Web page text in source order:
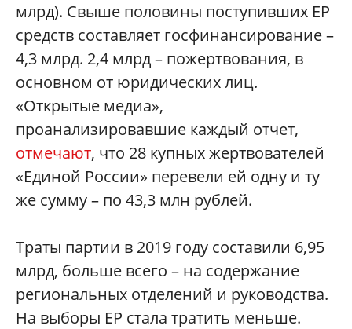
млрд). Свыше половины поступивших ЕР
средств составляет госфинансирование –
4,3 млрд. 2,4 млрд – пожертвования, в
основном от юридических лиц.
«Открытые медиа»,
проанализировавшие каждый отчет,
отмечают, что 28 купных жертвователей
«Единой России» перевели ей одну и ту
же сумму – по 43,3 млн рублей.
Траты партии в 2019 году составили 6,95
млрд, больше всего – на содержание
региональных отделений и руководства.
На выборы ЕР стала тратить меньше.